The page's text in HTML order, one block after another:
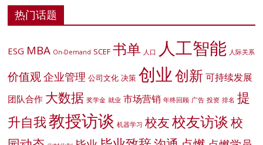
热门话题
ESG MBA On-Demand SCEF 书单 人口 人工智能 人际关系
价值观企业管理 公司文化 决策 创业创新 可持续发展
团队合作 大数据 奖学金 就业 市场营销 年终回顾 广告 投资 排名 提
升自我教授访谈 机器学习 校友校友访谈校